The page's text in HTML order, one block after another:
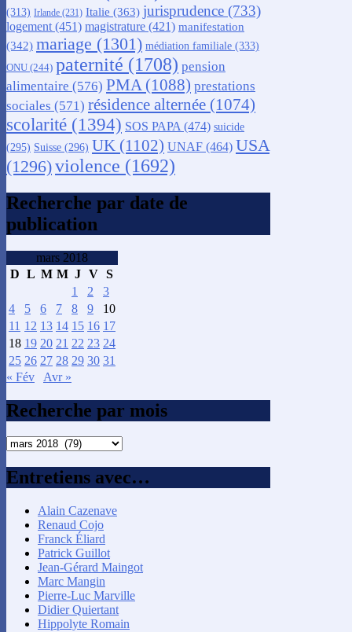
(313) Irlande (231) Italie (363) jurisprudence (733)
logement (451) magistrature (421) manifestation
(342) mariage (1301) médiation familiale (333)
ONU (244) paternité (1708) pension
alimentaire (576) PMA(1088) prestations
sociales (571) résidence alternée (1074)
scolarité (1394) SOS PAPA(474) suicide
(295) Suisse (296) UK (1102) UNAF (464) USA
(1296)violence (1692)
Recherche par date de
publication
mars 2018
D L M M J V S
1
2
3
4
5 6 7 8 9
10
11 12 13 14 15 16 17
18 19 20 21 22 23 24
25 26 27 28 29 30 31
« Fév
Avr »
Recherche par mois
Recherche
mois
Entretiens avec…
Alain Cazenave
Renaud Cojo
Franck Éliard
Patrick Guillot
Jean-Gérard Maingot
Marc Mangin
Pierre-Luc Marville
Didier Quiertant
Hippolyte Romain